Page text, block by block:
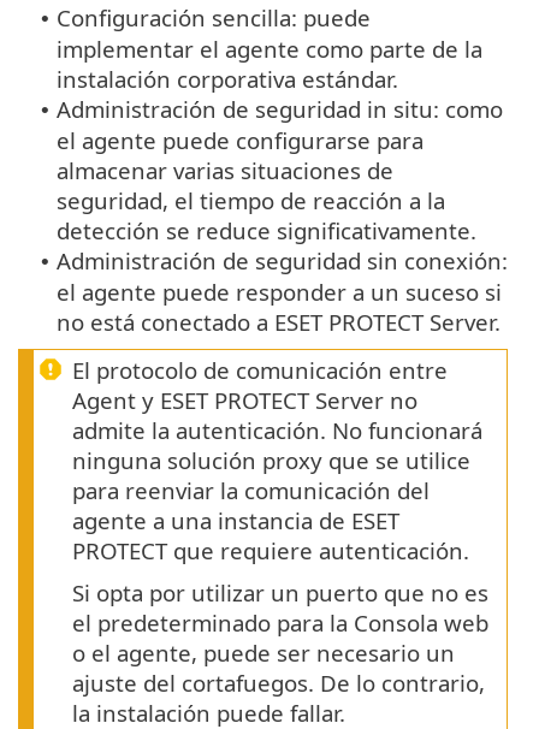
• Configuración sencilla: puede
implementar el agente como parte de la
instalación corporativa estándar.
• Administración de seguridad in situ: como
el agente puede configurarse para
almacenar varias situaciones de
seguridad, el tiempo de reacción a la
detección se reduce significativamente.
• Administración de seguridad sin conexión:
el agente puede responder a un suceso si
no está conectado a ESET PROTECT Server.
El protocolo de comunicación entre
Agent y ESET PROTECT Server no
admite la autenticación. No funcionará
ninguna solución proxy que se utilice
para reenviar la comunicación del
agente a una instancia de ESET
PROTECT que requiere autenticación.
Si opta por utilizar un puerto que no es
el predeterminado para la Consola web
o el agente, puede ser necesario un
ajuste del cortafuegos. De lo contrario,
la instalación puede fallar.